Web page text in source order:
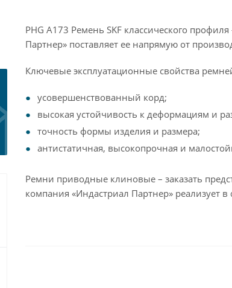
PHG A173 Ремень SKF классического
Партнер» поставляет ее напрямую от
Ключевые эксплуатационные свойства
усовершенствованный корд;
высокая устойчивость к деформациям и
точность формы изделия и размера;
антистатичная, высокопрочная и
Ремни приводные клиновые – заказать
компания «Индастриал Партнер» реализует в